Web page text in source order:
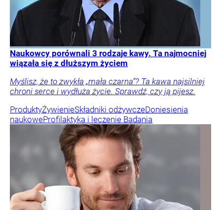
Naukowcy porównali 3 rodzaje kawy. Ta najmocniej
wiązała się z dłuższym życiem
Myślisz, że to zwykła „mała czarna”? Ta kawa najsilniej
chroni serce i wydłuża życie. Sprawdź, czy ją pijesz.
ProduktyŻywienieSkładniki odżywczeDoniesienia
naukoweProfilaktyka i leczenie Badania